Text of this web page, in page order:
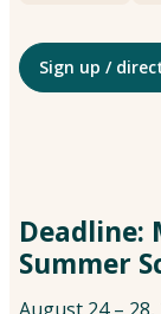
Sign up /
Deadline:
Summer